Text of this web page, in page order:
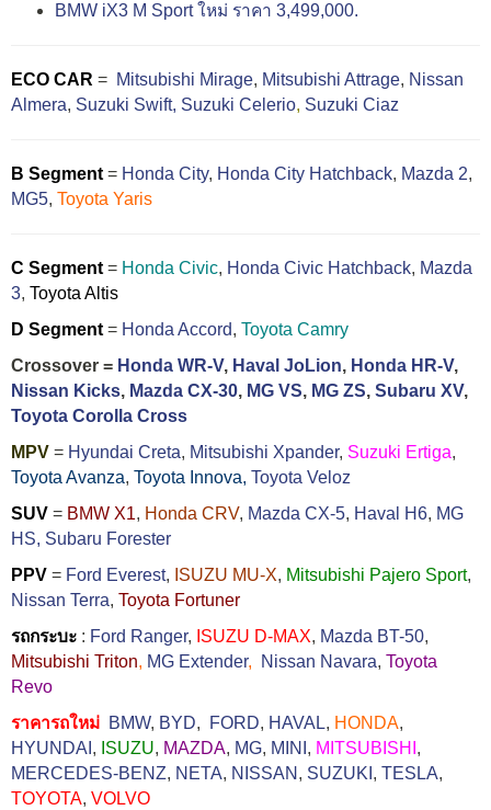
BMW iX3 M Sport ใหม่ ราคา 3,499,000.
ECO CAR = Mitsubishi Mirage, Mitsubishi Attrage, Nissan
Almera, Suzuki Swift, Suzuki Celerio, Suzuki Ciaz
B Segment = Honda City, Honda City Hatchback, Mazda 2,
MG5, Toyota Yaris
C Segment = Honda Civic, Honda Civic Hatchback, Mazda
3, Toyota Altis
D Segment = Honda Accord, Toyota Camry
Crossover = Honda WR-V, Haval JoLion, Honda HR-V,
Nissan Kicks, Mazda CX-30, MG VS, MG ZS, Subaru XV,
Toyota Corolla Cross
MPV = Hyundai Creta, Mitsubishi Xpander, Suzuki Ertiga,
Toyota Avanza, Toyota Innova, Toyota Veloz
SUV = BMW X1, Honda CRV, Mazda CX-5, Haval H6, MG
HS, Subaru Forester
PPV = Ford Everest, ISUZU MU-X, Mitsubishi Pajero Sport,
Nissan Terra, Toyota Fortuner
รถกระบะ : Ford Ranger, ISUZU D-MAX, Mazda BT-50,
Mitsubishi Triton, MG Extender, Nissan Navara, Toyota
Revo
ราคารถใหม่ BMW, BYD, FORD, HAVAL, HONDA,
HYUNDAI , ISUZU, MAZDA, MG, MINI , MITSUBISHI ,
MERCEDES-BENZ, NETA, NISSAN , SUZUKI , TESLA,
TOYOTA, VOLVO